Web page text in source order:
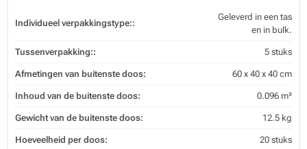
Individueel verpakkingstype::
Geleverd in een tas
en in bulk.
Tussenverpakking:: 5 stuks
Afmetingen van buitenste doos: 60 x 40 x 40 cm
Inhoud van de buitenste doos: 0.096 m³
Gewicht van de buitenste doos: 12.5 kg
Hoeveelheid per doos: 20 stuks